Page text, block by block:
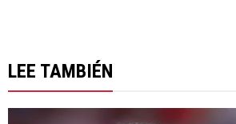
LEE TAMBIÉN